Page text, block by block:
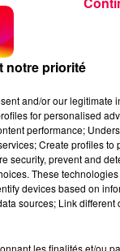
notre priorité
and/or our legitimate
for personalised
performance;
Create profiles to
security, prevent and
These
devices based on
sources; Link different
les finalités et/ou